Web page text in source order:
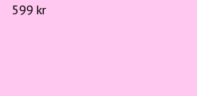
599 kr